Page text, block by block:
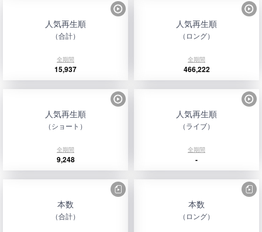
人気再生順
（合計）
全期間
15,937
人気再生順
（ロング）
全期間
466,222
人気再生順
（ショート）
全期間
9,248
人気再生順
（ライブ）
全期間
-
本数
（合計）
本数
（ロング）